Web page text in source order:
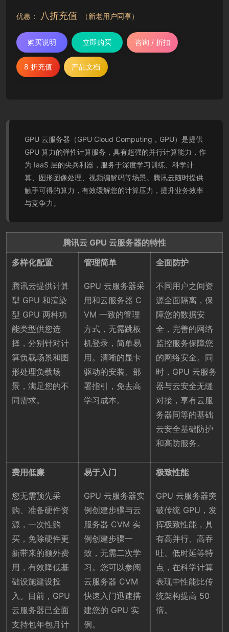
优惠： 八折充值 （新老用户同享）
购买说明 立即购买 咨询 / 折扣
8 折充值 产品文档
GPU 云服务器（GPU Cloud Computing，GPU）是提供
GPU 算力的弹性计算服务，具有超强的并行计算能力，作
为 IaaS 层的尖兵利器，服务于深度学习训练、科学计
算、图形图像处理、视频编解码等场景。腾讯云随时提供
触手可得的算力，有效缓解您的计算压力，提升业务效率
与竞争力。
腾讯云 GPU 云服务器的特性
多样化配置
腾讯云提供计算
型 GPU 和渲染
型 GPU 两种功
能类型供您选
择，分别针对计
算负载场景和图
形处理负载场
景，满足您的不
同需求。
管理简单
GPU 云服务器采
用和云服务器 C
VM 一致的管理
方式，无需跳板
机登录，简单易
用。清晰的显卡
驱动的安装、部
署指引，免去高
学习成本。
全面防护
不同用户之间资
源全面隔离，保
障您的数据安
全，完善的网络
监控服务保障您
的网络安全。同
时，GPU 云服务
器与云安全无缝
对接，享有云服
务器同等的基础
云安全基础防护
和高防服务。
费用低廉
您无需预先采
购、准备硬件资
源，一次性购
买，免除硬件更
新带来的额外费
用，有效降低基
础设施建设投
入。目前，GPU
云服务器已全面
支持包年包月计
易于入门
GPU 云服务器实
例创建步骤与云
服务器 CVM 实
例创建步骤一
致，无需二次学
习。您可以参阅
云服务器 CVM
快速入门迅速搭
建您的 GPU 实
例。
极致性能
GPU 云服务器突
破传统 GPU，发
挥极致性能，具
有高并行、高吞
吐、低时延等特
点，在科学计算
表现中性能比传
统架构提高 50
倍。